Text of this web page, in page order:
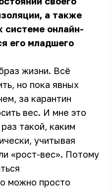
а также
системе онлайн-
его младшего
жизни. Всё
но пока явных
за карантин
вес. И мне это
такой, каким
учитывая
«рост-вес». Потому
можно просто